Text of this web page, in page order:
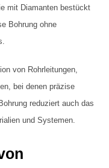
mit Diamanten bestückt
Bohrung ohne
von Rohrleitungen,
bei denen präzise
reduziert auch das
und Systemen.